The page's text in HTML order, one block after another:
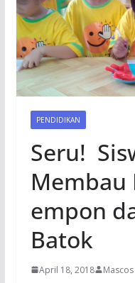
PENDIDIKAN
Seru!
Membau
empon
Batok
April 18, 2018 Mascos